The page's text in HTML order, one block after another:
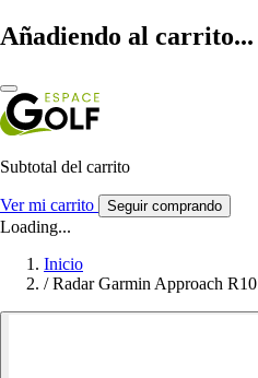
Añadiendo al carrito...
Subtotal del carrito
Ver mi carrito Seguir comprando
Loading...
Inicio
/ Radar Garmin Approach R10